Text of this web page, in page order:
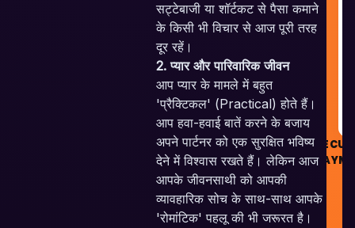
सट्टेबाजी या शॉर्टकट से पैसा कमाने
के किसी भी विचार से आज पूरी तरह
दूर रहें।
2. प्यार और पारिवारिक जीवन
आप प्यार के मामले में बहुत
'प्रैक्टिकल' (Practical) होते हैं।
आप हवा-हवाई बातें करने के बजाय
अपने पार्टनर को एक सुरक्षित भविष्य
देने में विश्वास रखते हैं। लेकिन आज
आपके जीवनसाथी को आपकी
व्यावहारिक सोच के साथ-साथ आपके
'रोमांटिक' पहलू की भी जरूरत है।